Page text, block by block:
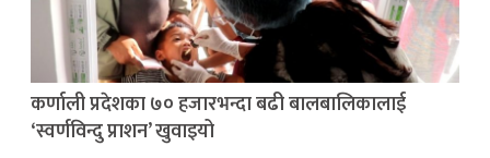
कर्णाली प्रदेशका ७० हजारभन्दा बढी बालबालिकालाई
‘स्वर्णविन्दु प्राशन’ खुवाइयो